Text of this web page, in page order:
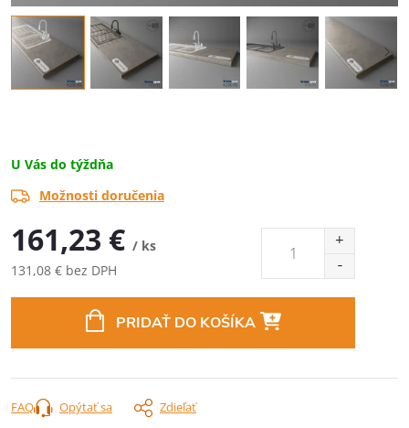
U Vás do týždňa
Možnosti doručenia
161,23 € / ks
131,08 € bez DPH
PRIDAŤ DO KOŠÍKA
Opýtať sa Zdieľať
FAQ